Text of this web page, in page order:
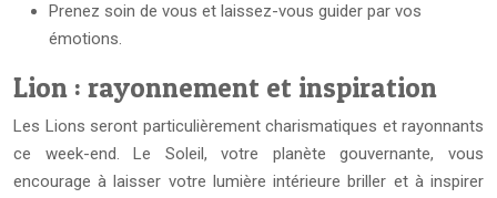
Prenez soin de vous et laissez-vous guider par vos
émotions.
Lion : rayonnement et inspiration
Les Lions seront particulièrement charismatiques et rayonnants
ce week-end. Le Soleil, votre planète gouvernante, vous
encourage à laisser votre lumière intérieure briller et à inspirer